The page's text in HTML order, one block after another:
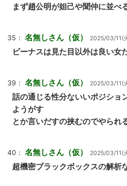
まず趙公明が妲己や聞仲に並べ
35： 名無しさん（仮） 2025/03/11(
ビーナスは見た目以外は良い女
39： 名無しさん（仮） 2025/03/11(
話の通じる性分ないいポジショ
ようがす
とか言いだすの挟むのでやられ
40： 名無しさん（仮） 2025/03/11(
超機密ブラックボックスの解析